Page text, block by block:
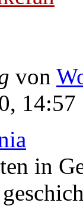
von
14:57
in